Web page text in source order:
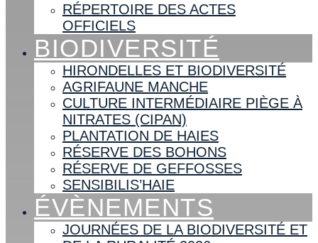
RÉPERTOIRE DES ACTES
OFFICIELS
BIODIVERSITÉ
HIRONDELLES ET BIODIVERSITÉ
AGRIFAUNE MANCHE
CULTURE INTERMÉDIAIRE PIÈGE À
NITRATES (CIPAN)
PLANTATION DE HAIES
RÉSERVE DES BOHONS
RÉSERVE DE GEFFOSSES
SENSIBILIS’HAIE
ÉVÈNEMENTS
JOURNÉES DE LA BIODIVERSITÉ ET